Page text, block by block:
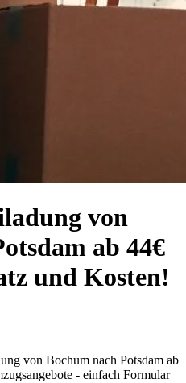
von
ab 44€
und Kosten!
von Bochum nach Potsdam ab
- einfach Formular